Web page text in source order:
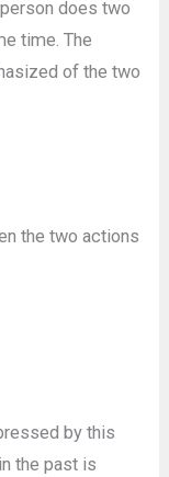
does two
time. The
of the two
the two actions
by this
the past is